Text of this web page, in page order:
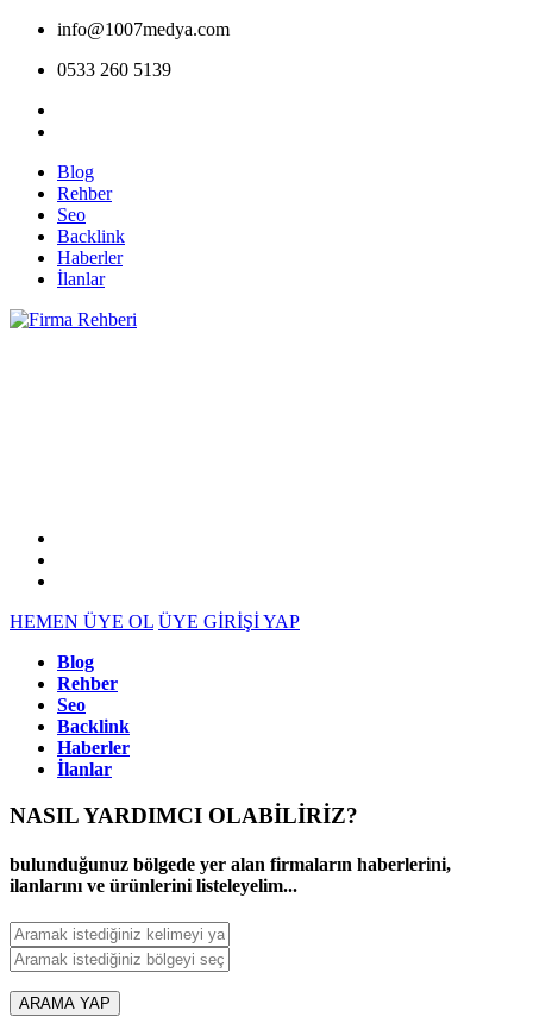
info@1007medya.com
0533 260 5139
Blog
Rehber
Seo
Backlink
Haberler
İlanlar
HEMEN ÜYE OL ÜYE GİRİŞİ YAP
Blog
Rehber
Seo
Backlink
Haberler
İlanlar
NASIL YARDIMCI OLABİLİRİZ?
bulunduğunuz bölgede yer alan firmaların haberlerini,
ilanlarını ve ürünlerini listeleyelim...
ARAMA YAP